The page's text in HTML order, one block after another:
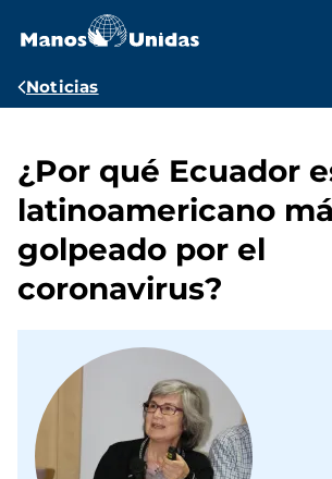
contenido
Ruta
Noticias
¿Por qué Ecuador
latinoamericano
golpeado por el
coronavirus?